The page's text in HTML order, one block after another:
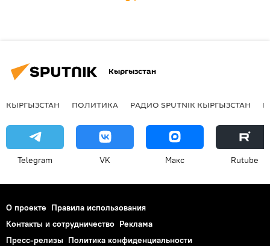
Кыргызстан
КЫРГЫЗСТАН ПОЛИТИКА РАДИО SPUTNIK КЫРГЫЗСТАН
Telegram VK Макс Rutube
О проекте Правила использования
Контакты и сотрудничество Реклама
Пресс-релизы Политика конфиденциальности